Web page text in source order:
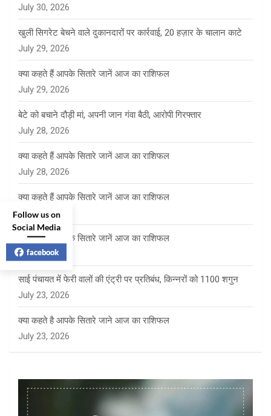
July 30, 2026
खुली सिगरेट बेचने वाले दुकानदारों पर कार्रवाई, 20 हज़ार के चालान काटे
July 29, 2026
क्या कहते हैं आपके सितारे जानें आज का राशिफल
July 29, 2026
बेटे को बचाने दौड़ी मां, अपनी जान गंवा बैठी, आरोपी गिरफ्तार
July 28, 2026
क्या कहते हैं आपके सितारे जानें आज का राशिफल
July 28, 2026
क्या कहते हैं आपके सितारे जानें आज का राशिफल
July 27, 2026
क्या कहते हैं आपके सितारे जानें आज का राशिफल
July 24, 2026
साई पंचायत में फेरी वालों की एंट्री पर प्रतिबंध, किन्नरों को 1100 शगुन
July 23, 2026
क्या कहते है आपके सितारे जाने आज का राशिफल
July 23, 2026
Follow us on
Social Media
facebook